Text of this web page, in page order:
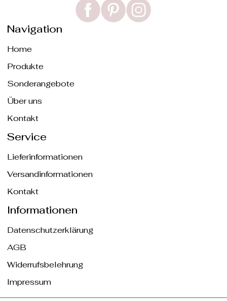
Navigation
Home
Produkte
Sonderangebote
Über uns
Kontakt
Service
Lieferinformationen
Versandinformationen
Kontakt
Informationen
Datenschutzerklärung
AGB
Widerrufsbelehrung
Impressum